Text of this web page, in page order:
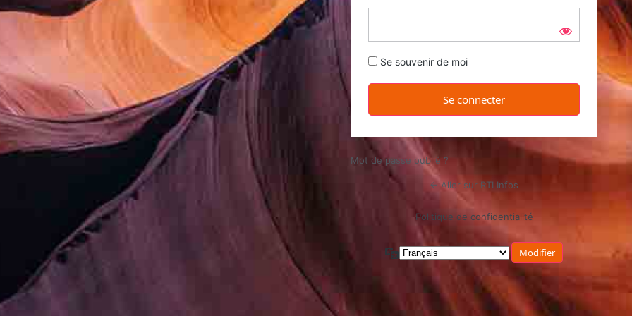
Se souvenir de moi
Mot de passe oublié ?
← Aller sur RTI Infos
Politique de confidentialité
Langue